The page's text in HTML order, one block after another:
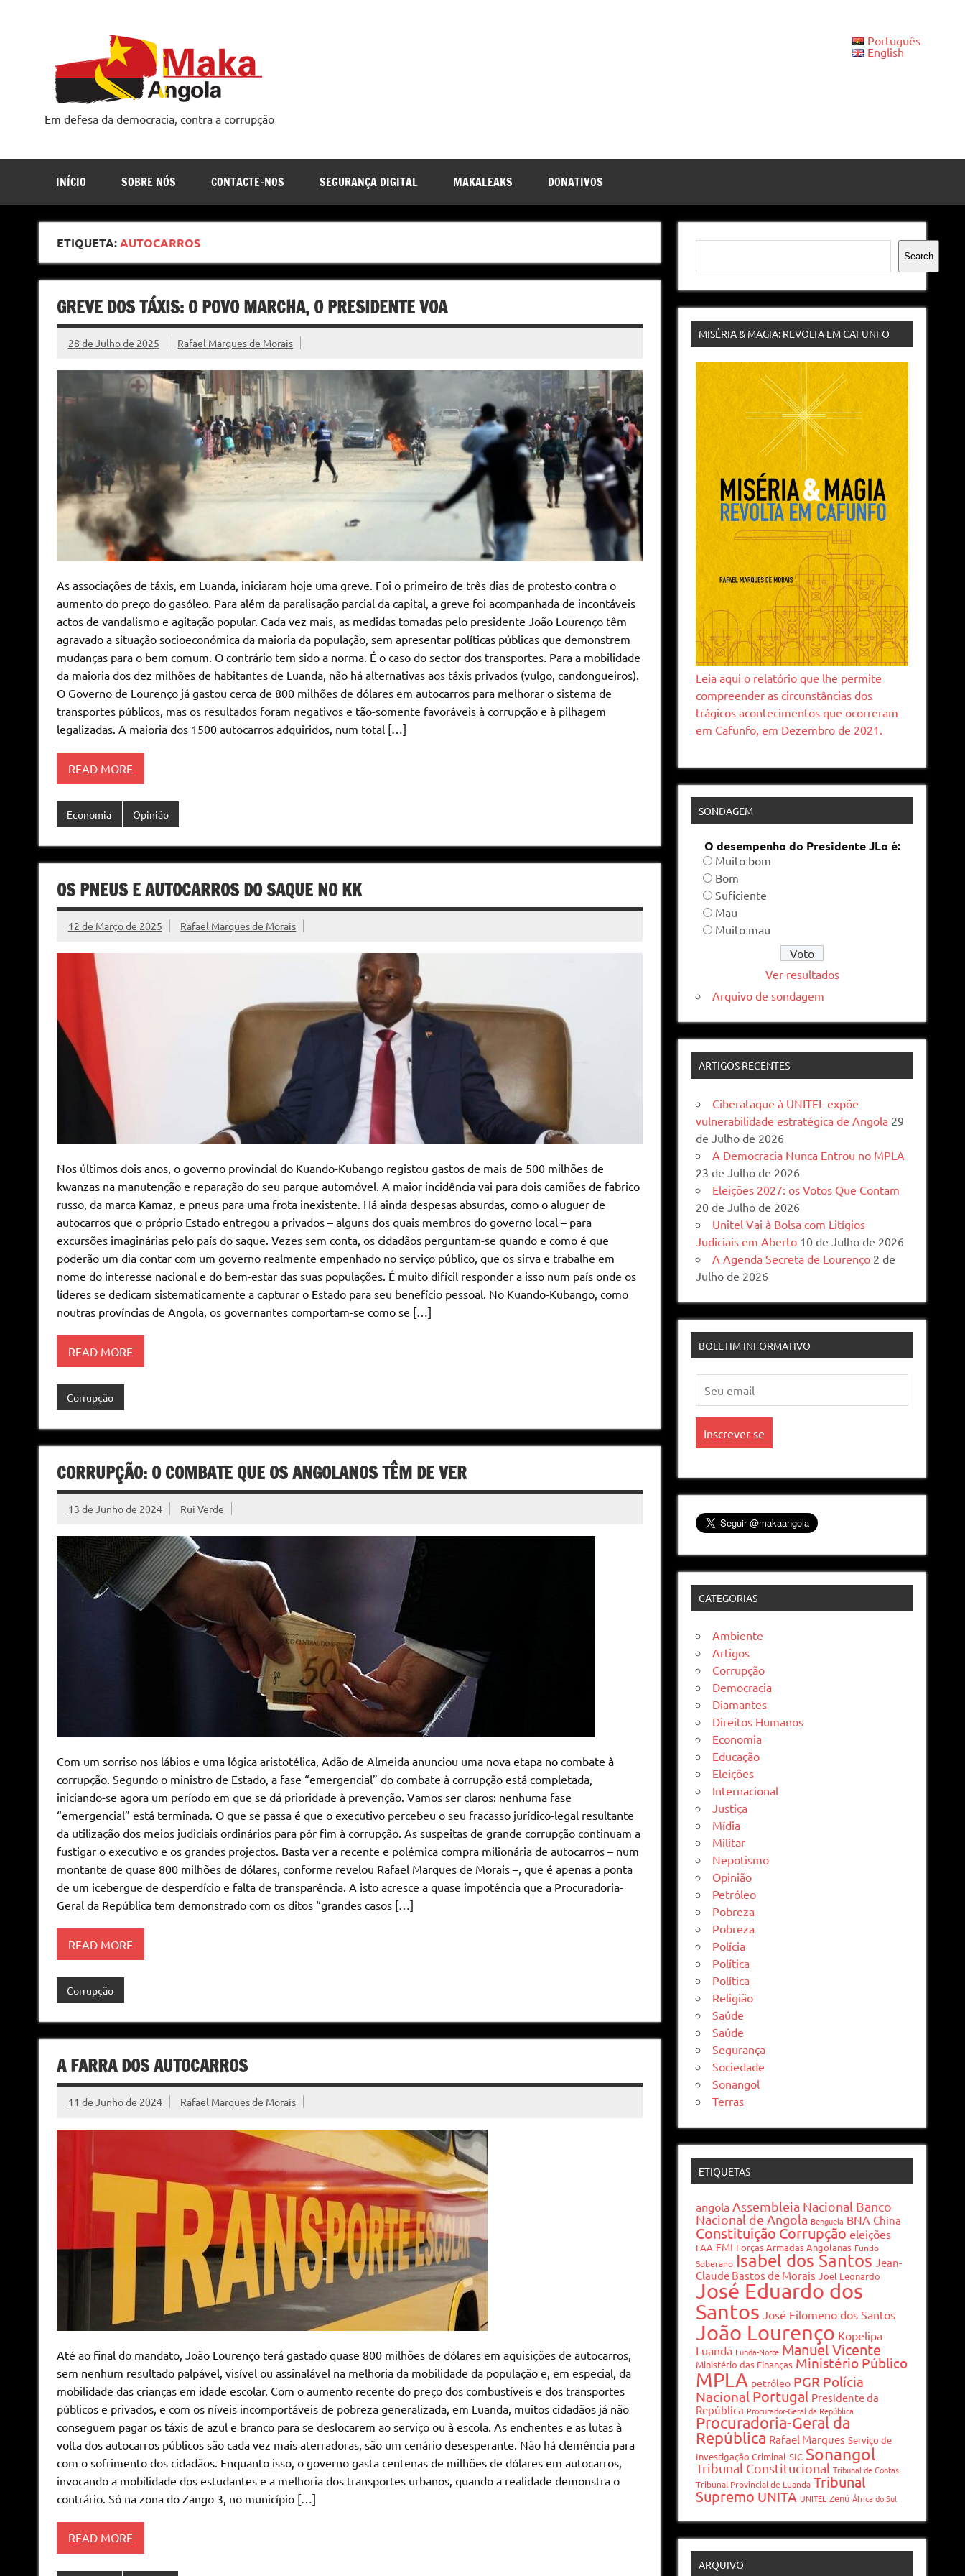
Em defesa da democracia, contra a corrupção
Português
English
INÍCIO SOBRE NÓS CONTACTE-NOS SEGURANÇA DIGITAL MAKALEAKS DONATIVOS
ETIQUETA:AUTOCARROS
GREVE DOS TÁXIS: O POVO MARCHA, O PRESIDENTE VOA
28 de Julho de 2025 Rafael Marques de Morais
As associações de táxis, em Luanda, iniciaram hoje uma greve. Foi o primeiro de três dias de protesto contra o
aumento do preço do gasóleo. Para além da paralisação parcial da capital, a greve foi acompanhada de incontáveis
actos de vandalismo e agitação popular. Cada vez mais, as medidas tomadas pelo presidente João Lourenço têm
agravado a situação socioeconómica da maioria da população, sem apresentar políticas públicas que demonstrem
mudanças para o bem comum. O contrário tem sido a norma. É o caso do sector dos transportes. Para a mobilidade
da maioria dos dez milhões de habitantes de Luanda, não há alternativas aos táxis privados (vulgo, candongueiros).
O Governo de Lourenço já gastou cerca de 800 milhões de dólares em autocarros para melhorar o sistema de
transportes públicos, mas os resultados foram negativos e tão-somente favoráveis à corrupção e à pilhagem
legalizadas. A maioria dos 1500 autocarros adquiridos, num total […]
READ MORE
Economia Opinião
OS PNEUS E AUTOCARROS DO SAQUE NO KK
12 de Março de 2025 Rafael Marques de Morais
Nos últimos dois anos, o governo provincial do Kuando-Kubango registou gastos de mais de 500 milhões de
kwanzas na manutenção e reparação do seu parque automóvel. A maior incidência vai para dois camiões de fabrico
russo, da marca Kamaz, e pneus para uma frota inexistente. Há ainda despesas absurdas, como o aluguer de
autocarros que o próprio Estado entregou a privados – alguns dos quais membros do governo local – para
excursões imaginárias pelo país do saque. Vezes sem conta, os cidadãos perguntam-se quando e como é que
poderão um dia contar com um governo realmente empenhado no serviço público, que os sirva e trabalhe em
nome do interesse nacional e do bem-estar das suas populações. É muito difícil responder a isso num país onde os
líderes se dedicam sistematicamente a capturar o Estado para seu benefício pessoal. No Kuando-Kubango, como
noutras províncias de Angola, os governantes comportam-se como se […]
READ MORE
Corrupção
CORRUPÇÃO: O COMBATE QUE OS ANGOLANOS TÊM DE VER
13 de Junho de 2024 Rui Verde
Com um sorriso nos lábios e uma lógica aristotélica, Adão de Almeida anunciou uma nova etapa no combate à
corrupção. Segundo o ministro de Estado, a fase “emergencial” do combate à corrupção está completada,
iniciando-se agora um período em que se dá prioridade à prevenção. Vamos ser claros: nenhuma fase
“emergencial” está terminada. O que se passa é que o executivo percebeu o seu fracasso jurídico-legal resultante
da utilização dos meios judiciais ordinários para pôr fim à corrupção. As suspeitas de grande corrupção continuam a
fustigar o executivo e os grandes projectos. Basta ver a recente e polémica compra milionária de autocarros – num
montante de quase 800 milhões de dólares, conforme revelou Rafael Marques de Morais –, que é apenas a ponta
de um icebergue de desperdício e falta de transparência. A isto acresce a quase impotência que a Procuradoria-
Geral da República tem demonstrado com os ditos “grandes casos […]
READ MORE
Corrupção
A FARRA DOS AUTOCARROS
11 de Junho de 2024 Rafael Marques de Morais
Até ao final do mandato, João Lourenço terá gastado quase 800 milhões de dólares em aquisições de autocarros,
sem nenhum resultado palpável, visível ou assinalável na melhoria da mobilidade da população e, em especial, da
mobilidade das crianças em idade escolar. Com o aumento recente do preço dos combustíveis e dos transportes
públicos e privados, e com os níveis incomportáveis de pobreza generalizada, em Luanda, muitos cidadãos já não
conseguem pagar os táxis de azul e branco para se deslocarem ao serviço ou à escola. As enchentes e as lutas à
volta dos autocarros públicos são cada vez mais aterradoras, são um cenário desesperante. Não há clemência para
com o sofrimento dos cidadãos. Enquanto isso, o governo gasta centenas de milhões de dólares em autocarros,
invocando a mobilidade dos estudantes e a melhoria dos transportes urbanos, quando a realidade demonstra o
contrário. Só na zona do Zango 3, no município […]
READ MORE
Pesquisar
Search
MISÉRIA & MAGIA: REVOLTA EM CAFUNFO
Leia aqui o relatório que lhe permite
compreender as circunstâncias dos
trágicos acontecimentos que ocorreram
em Cafunfo, em Dezembro de 2021.
SONDAGEM
O desempenho do Presidente JLo é:
Muito bom
Bom
Suficiente
Mau
Muito mau
Ver resultados
Arquivo de sondagem
ARTIGOS RECENTES
Ciberataque à UNITEL expõe
vulnerabilidade estratégica de Angola 29
de Julho de 2026
A Democracia Nunca Entrou no MPLA
23 de Julho de 2026
Eleições 2027: os Votos Que Contam
20 de Julho de 2026
Unitel Vai à Bolsa com Litígios
Judiciais em Aberto 10 de Julho de 2026
A Agenda Secreta de Lourenço 2 de
Julho de 2026
BOLETIM INFORMATIVO
CATEGORIAS
Ambiente
Artigos
Corrupção
Democracia
Diamantes
Direitos Humanos
Economia
Educação
Eleições
Internacional
Justiça
Mídia
Militar
Nepotismo
Opinião
Petróleo
Pobreza
Pobreza
Polícia
Política
Política
Religião
Saúde
Saúde
Segurança
Sociedade
Sonangol
Terras
ETIQUETAS
angola Assembleia Nacional Banco
Nacional de Angola Benguela BNA China
Constituição Corrupção eleições
FAA FMI Forças Armadas Angolanas Fundo
Soberano Isabel dos Santos Jean-
Claude Bastos de Morais Joel Leonardo
José Eduardo dos
Santos José Filomeno dos Santos
João Lourenço Kopelipa
Luanda Lunda-Norte Manuel Vicente
Ministério das Finanças Ministério Público
MPLA petróleo PGR Polícia
Nacional Portugal Presidente da
República Procurador-Geral da República
Procuradoria-Geral da
República Rafael Marques Serviço de
Investigação Criminal SIC Sonangol
Tribunal Constitucional Tribunal de Contas
Tribunal Provincial de Luanda Tribunal
Supremo UNITA UNITEL Zenú África do Sul
ARQUIVO